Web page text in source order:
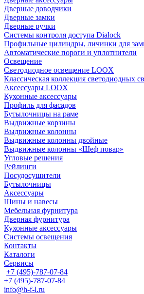
Дверные доводчики
Дверные замки
Дверные ручки
Системы контроля доступа Dialock
Профильные цилиндры, личинки для
Автоматические пороги и уплотнители
Освещение
Светодиодное освещение LOOX
Классическая коллекция светодиодных
Аксессуары LOOX
Кухонные аксессуары
Профиль для фасадов
Бутылочницы на раме
Выдвижные корзины
Выдвижные колонны
Выдвижные колонны двойные
Bыдвижные колонны «Шеф повар»
Угловые решения
Рейлинги
Посудосушители
Бутылочницы
Аксессуары
Шины и навесы
Мебельная фурнитура
Дверная фурнитура
Кухонные аксессуары
Системы освещения
Контакты
Каталоги
Сервисы
+7 (495)-787-07-84
+7 (495)-787-07-84
info@h-f-l.ru